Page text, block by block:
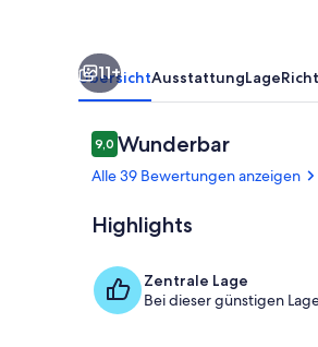
11+
ÜbersichtAusstattungLage
Bewertungen
9,09,0 von 10.
Wunderbar
Alle 39 Bewertungen anzeigen
Highlights
Zentrale Lage
Bei dieser günstigen